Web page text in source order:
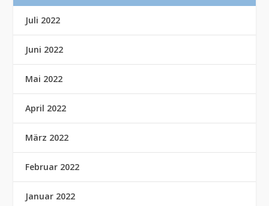
Juli 2022
Juni 2022
Mai 2022
April 2022
März 2022
Februar 2022
Januar 2022